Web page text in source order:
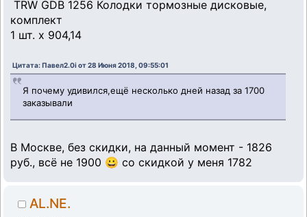
TRW GDB 1256 Колодки тормозные дисковые,
комплект
1 шт. х 904,14
Цитата: Павел2.0i от 28 Июня 2018, 09:55:01
Я почему удивился,ещё несколько дней назад за 1700
заказывали
В Москве, без скидки, на данный момент - 1826
руб., всё не 1900 😀 со скидкой у меня 1782
AL.NE.